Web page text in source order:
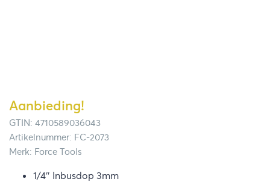
Aanbieding!
GTIN: 4710589036043
Artikelnummer: FC-2073
Merk: Force Tools
1/4″ Inbusdop 3mm